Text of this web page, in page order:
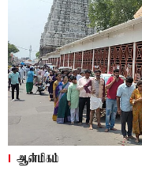
ஆன்மிகம்